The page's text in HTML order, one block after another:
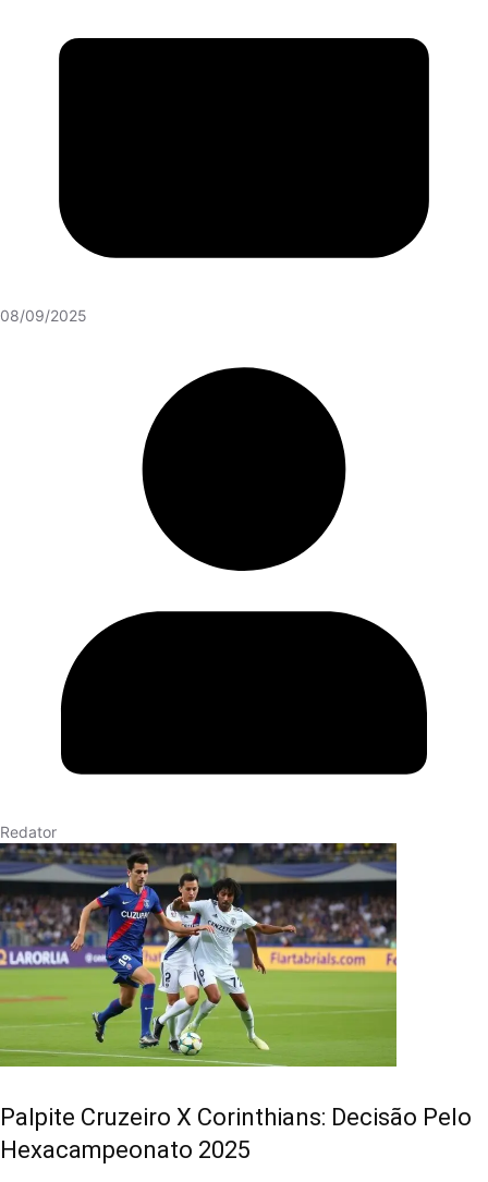
08/09/2025
Redator
Palpite Cruzeiro X Corinthians: Decisão Pelo
Hexacampeonato 2025